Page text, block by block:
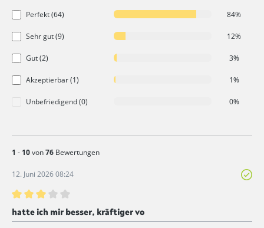
Perfekt (64) 84%
Sehr gut (9) 12%
Gut (2) 3%
Akzeptierbar (1) 1%
Unbefriedigend (0) 0%
1 - 10von76 Bewertungen
12. Juni 2026 08:24
Bewertung mit 3 von 5 Sternen
hatte ich mir besser, kräftiger vo